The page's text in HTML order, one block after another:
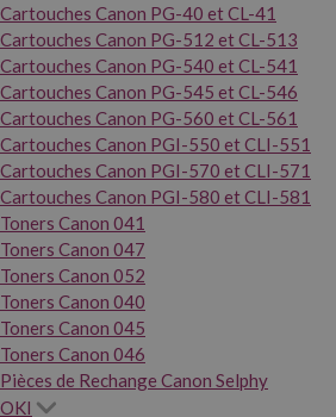
Cartouches Canon PG-40 et CL-41
Cartouches Canon PG-512 et CL-513
Cartouches Canon PG-540 et CL-541
Cartouches Canon PG-545 et CL-546
Cartouches Canon PG-560 et CL-561
Cartouches Canon PGI-550 et CLI-551
Cartouches Canon PGI-570 et CLI-571
Cartouches Canon PGI-580 et CLI-581
Toners Canon 041
Toners Canon 047
Toners Canon 052
Toners Canon 040
Toners Canon 045
Toners Canon 046
Pièces de Rechange Canon Selphy
OKI